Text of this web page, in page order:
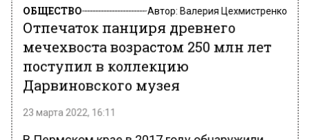
ОБЩЕСТВО Автор: Валерия Цехмистренко
Отпечаток панциря древнего
мечехвоста возрастом 250 млн лет
поступил в коллекцию
Дарвиновского музея
23 марта 2022, 16:11